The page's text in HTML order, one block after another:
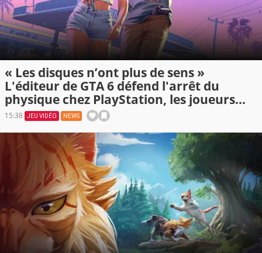
« Les disques n’ont plus de sens »
L'éditeur de GTA 6 défend l'arrêt du
physique chez PlayStation, les joueurs
montent au créneau
15:38 JEU VIDÉO NEWS